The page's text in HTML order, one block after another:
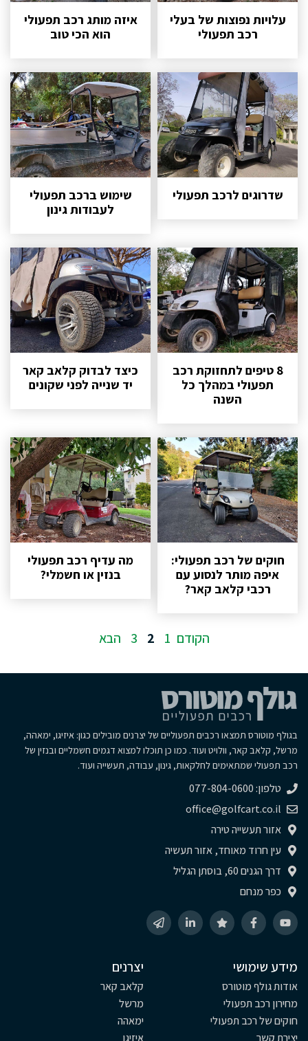
עלויות נפוצות של בעלי
רכב תפעולי
איזה מותג רכב תפעולי
הוא הכי טוב
שדרוגים לרכב תפעולי
שימוש ברכב תפעולי
לעבודות גינון
8 טיפים לתחזוקת רכב
תפעולי במהלך כל
השנה
כיצד לבדוק קלאב קאר
יד שנייה לפני שקונים
חוקים של רכב תפעולי:
איפה מותר לנסוע עם
רכבי קלאב קאר?
מה עדיף רכב תפעולי
בנזין או חשמלי?
הקודם 1 עמוד
2
3 הבא
בגולף מוטורס תמצאו רכבים תפעוליים של יצרנים מובילים כגון: איזיגו, ימאהה,
מרשל, קלאב קאר, וולויט ועוד. כמו כן תוכלו למצוא דגמים חשמליים ובנזין של
רכב תפעולי שמתאימים לחלקאות, גינון, עבודה, תעשייה ועוד.
טלפון: 077-804-0600
office@golfcart.co.il
אזור תעשייה טירה
עין חרוד מאוחד, אזור תעשיה
דרך הגנים 60, בוסתן הגליל
כפר מנחם
מידע שימושי
אודות גולף מוטורס
מחירון רכב תפעולי
חוקים של רכב תפעולי
יצירת קשר
יצרנים
קלאב קאר
מרשל
ימאהה
איזיגו